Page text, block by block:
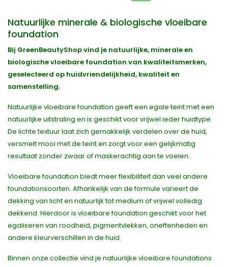
Natuurlijke minerale & biologische vloeibare
foundation
Bij GreenBeautyShop vind je natuurlijke, minerale en
biologische vloeibare foundation van kwaliteitsmerken,
geselecteerd op huidvriendelijkheid, kwaliteit en
samenstelling.
Natuurlijke vloeibare foundation geeft een egale teint met een
natuurlijke uitstraling en is geschikt voor vrijwel ieder huidtype.
De lichte textuur laat zich gemakkelijk verdelen over de huid,
versmelt mooi met de teint en zorgt voor een gelijkmatig
resultaat zonder zwaar of maskerachtig aan te voelen.
Vloeibare foundation biedt meer flexibiliteit dan veel andere
foundationsoorten. Afhankelijk van de formule varieert de
dekking van licht en natuurlijk tot medium of vrijwel volledig
dekkend. Hierdoor is vloeibare foundation geschikt voor het
egaliseren van roodheid, pigmentvlekken, oneffenheden en
andere kleurverschillen in de huid.
Binnen onze collectie vind je natuurlijke vloeibare foundations